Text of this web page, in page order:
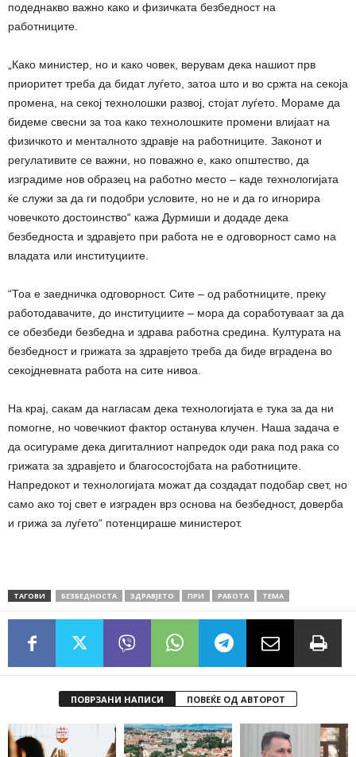
подеднакво важно како и физичката безбедност на
работниците.
„Како министер, но и како човек, верувам дека нашиот прв
приоритет треба да бидат луѓето, затоа што и во сржта на секоја
промена, на секој технолошки развој, стојат луѓето. Мораме да
бидеме свесни за тоа како технолошките промени влијаат на
физичкото и менталното здравје на работниците. Законот и
регулативите се важни, но поважно е, како општество, да
изградиме нов образец на работно место – каде технологијата
ќе служи за да ги подобри условите, но не и да го игнорира
човечкото достоинство“ кажа Дурмиши и додаде дека
безбедноста и здравјето при работа не е одговорност само на
владата или институциите.
“Тоа е заедничка одговорност. Сите – од работниците, преку
работодавачите, до институциите – мора да соработуваат за да
се обезбеди безбедна и здрава работна средина. Културата на
безбедност и грижата за здравјето треба да биде вградена во
секојдневната работа на сите нивоа.
На крај, сакам да нагласам дека технологијата е тука за да ни
помогне, но човечкиот фактор останува клучен. Наша задача е
да осигураме дека дигиталниот напредок оди рака под рака со
грижата за здравјето и благосостојбата на работниците.
Напредокот и технологијата можат да создадат подобар свет, но
само ако тој свет е изграден врз основа на безбедност, доверба
и грижа за луѓето“ потенцираше министерот.
ТАГОВИ БЕЗБЕДНОСТА ЗДРАВЈЕТО ПРИ РАБОТА ТЕМА
ПОВРЗАНИ НАПИСИ ПОВЕЌЕ ОД АВТОРОТ